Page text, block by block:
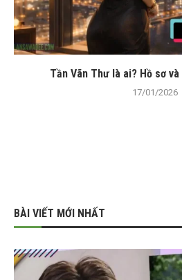
Tần Vãn Thư là ai? Hồ sơ
17/01/2026
BÀI VIẾT MỚI NHẤT